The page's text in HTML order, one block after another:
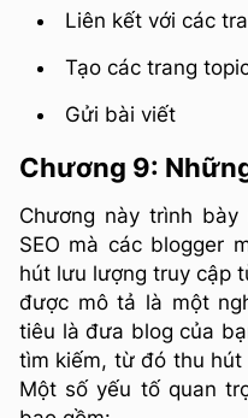
Liên kết với các
Tạo các trang
Gửi bài viết
Chương 9:
Chương này trình
SEO mà các blogger
hút lưu lượng truy cập
được mô tả là một
tiêu là đưa blog của
tìm kiếm, từ đó thu
Một số yếu tố quan